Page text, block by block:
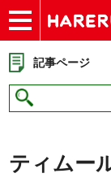
ショップ
買取
記事
デッキ検索
デッキ構築
選手一覧
店舗一覧
イベント
お問い合わせ
記事ページ
ティムー